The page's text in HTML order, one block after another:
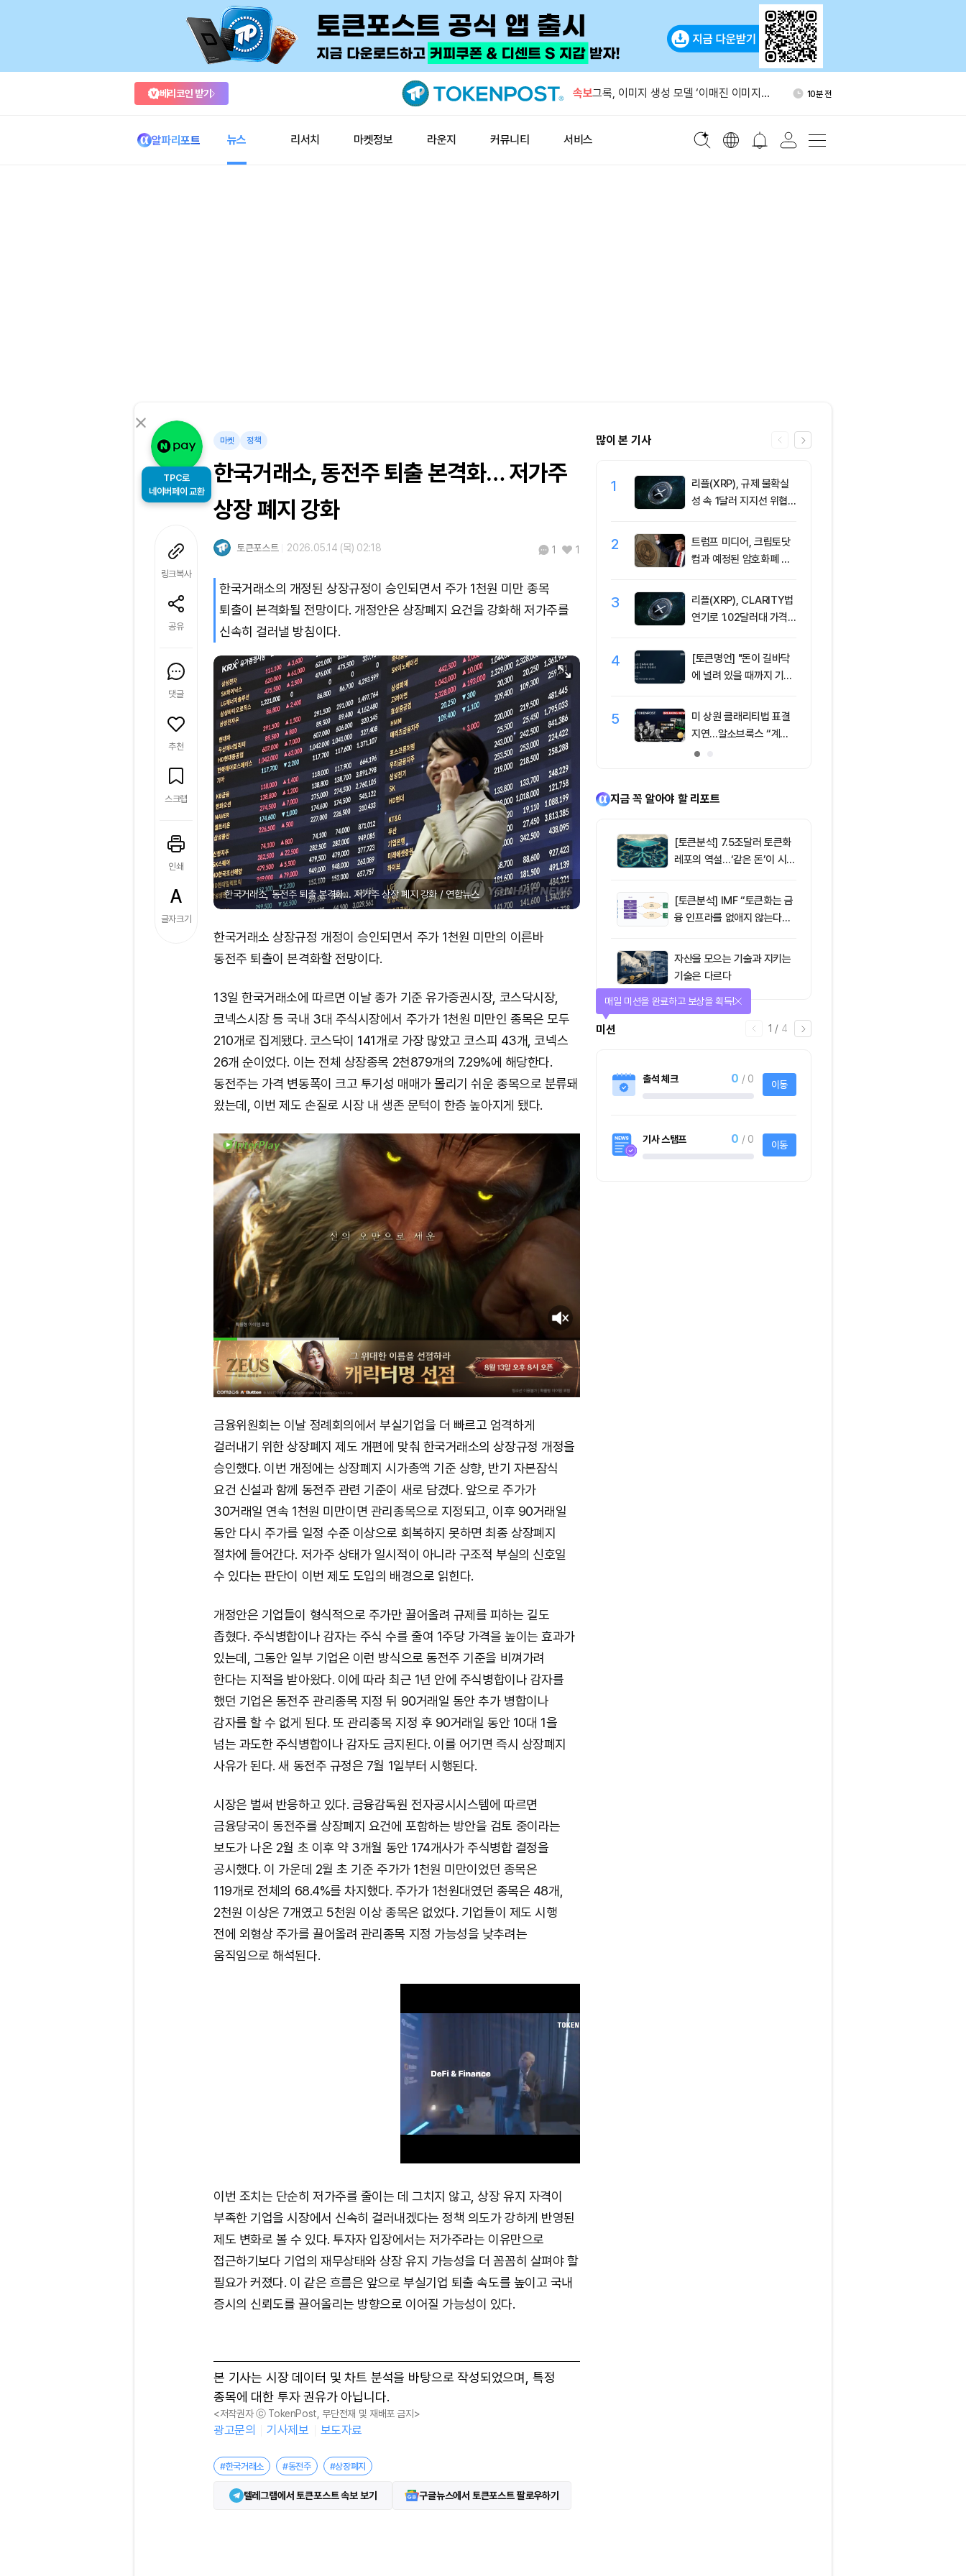
베리코인 받기 속보
BTC, 6만5천 달러 돌파…일일 상승률
40분 전
그록, 이미지 생성 모델 ‘이매진 이미지
10분 전
알파리포트 뉴스 리서치 마켓정보 라운지 커뮤니티 서비스
TPC로
네이버페이 교환
링크복사
공유
댓글
추천
스크랩
인쇄
글자크기
마켓 정책
한국거래소, 동전주 퇴출 본격화… 저가주
상장 폐지 강화
토큰포스트 2026.05.14 (목) 02:18 1 1
한국거래소의 개정된 상장규정이 승인되면서 주가 1천원 미만 종목
퇴출이 본격화될 전망이다. 개정안은 상장폐지 요건을 강화해 저가주를
신속히 걸러낼 방침이다.
한국거래소, 동전주 퇴출 본격화… 저가주 상장 폐지 강화 / 연합뉴스
한국거래소 상장규정 개정이 승인되면서 주가 1천원 미만의 이른바
동전주 퇴출이 본격화할 전망이다.
13일 한국거래소에 따르면 이날 종가 기준 유가증권시장, 코스닥시장,
코넥스시장 등 국내 3대 주식시장에서 주가가 1천원 미만인 종목은 모두
210개로 집계됐다. 코스닥이 141개로 가장 많았고 코스피 43개, 코넥스
26개 순이었다. 이는 전체 상장종목 2천879개의 7.29%에 해당한다.
동전주는 가격 변동폭이 크고 투기성 매매가 몰리기 쉬운 종목으로 분류돼
왔는데, 이번 제도 손질로 시장 내 생존 문턱이 한층 높아지게 됐다.
금융위원회는 이날 정례회의에서 부실기업을 더 빠르고 엄격하게
걸러내기 위한 상장폐지 제도 개편에 맞춰 한국거래소의 상장규정 개정을
승인했다. 이번 개정에는 상장폐지 시가총액 기준 상향, 반기 자본잠식
요건 신설과 함께 동전주 관련 기준이 새로 담겼다. 앞으로 주가가
30거래일 연속 1천원 미만이면 관리종목으로 지정되고, 이후 90거래일
동안 다시 주가를 일정 수준 이상으로 회복하지 못하면 최종 상장폐지
절차에 들어간다. 저가주 상태가 일시적이 아니라 구조적 부실의 신호일
수 있다는 판단이 이번 제도 도입의 배경으로 읽힌다.
개정안은 기업들이 형식적으로 주가만 끌어올려 규제를 피하는 길도
좁혔다. 주식병합이나 감자는 주식 수를 줄여 1주당 가격을 높이는 효과가
있는데, 그동안 일부 기업은 이런 방식으로 동전주 기준을 비껴가려
한다는 지적을 받아왔다. 이에 따라 최근 1년 안에 주식병합이나 감자를
했던 기업은 동전주 관리종목 지정 뒤 90거래일 동안 추가 병합이나
감자를 할 수 없게 된다. 또 관리종목 지정 후 90거래일 동안 10대 1을
넘는 과도한 주식병합이나 감자도 금지된다. 이를 어기면 즉시 상장폐지
사유가 된다. 새 동전주 규정은 7월 1일부터 시행된다.
시장은 벌써 반응하고 있다. 금융감독원 전자공시시스템에 따르면
금융당국이 동전주를 상장폐지 요건에 포함하는 방안을 검토 중이라는
보도가 나온 2월 초 이후 약 3개월 동안 174개사가 주식병합 결정을
공시했다. 이 가운데 2월 초 기준 주가가 1천원 미만이었던 종목은
119개로 전체의 68.4%를 차지했다. 주가가 1천원대였던 종목은 48개,
2천원 이상은 7개였고 5천원 이상 종목은 없었다. 기업들이 제도 시행
전에 외형상 주가를 끌어올려 관리종목 지정 가능성을 낮추려는
움직임으로 해석된다.
M
t
e
이번 조치는 단순히 저가주를 줄이는 데 그치지 않고, 상장 유지 자격이
부족한 기업을 시장에서 신속히 걸러내겠다는 정책 의도가 강하게 반영된
제도 변화로 볼 수 있다. 투자자 입장에서는 저가주라는 이유만으로
접근하기보다 기업의 재무상태와 상장 유지 가능성을 더 꼼꼼히 살펴야 할
필요가 커졌다. 이 같은 흐름은 앞으로 부실기업 퇴출 속도를 높이고 국내
증시의 신뢰도를 끌어올리는 방향으로 이어질 가능성이 있다.
본 기사는 시장 데이터 및 차트 분석을 바탕으로 작성되었으며, 특정
종목에 대한 투자 권유가 아닙니다.
<저작권자 ⓒ TokenPost, 무단전재 및 재배포 금지>
광고문의 기사제보 보도자료
#한국거래소 #동전주 #상장폐지
텔레그램에서 토큰포스트 속보 보기 구글뉴스에서 토큰포스트 팔로우하기
많이 본 기사
1
리플(XRP), 규제 불확실
성 속 1달러 지지선 위협
2
트럼프 미디어, 크립토닷
컴과 예정된 암호화폐 계
3
리플(XRP), CLARITY법
연기로 1.02달러대 가격
4
[토큰명언] "돈이 길바닥
에 널려 있을 때까지 기다
5
미 상원 클래리티법 표결
지연…알소브룩스 “계속
추진”
지금 꼭 알아야 할 리포트
[토큰분석] 7.5조달러 토큰화
레포의 역설…‘같은 돈’이 시장
[토큰분석] IMF “토큰화는 금
융 인프라를 없애지 않는다…
뿐”
자산을 모으는 기술과 지키는
기술은 다르다
1 / 4
미션
매일 미션을 완료하고 보상을 획득!
출석 체크 0 / 0 이동
기사 스탬프 0 / 0 이동